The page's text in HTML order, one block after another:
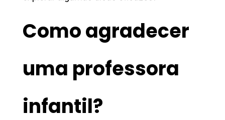
Como agradecer
uma professora
infantil?